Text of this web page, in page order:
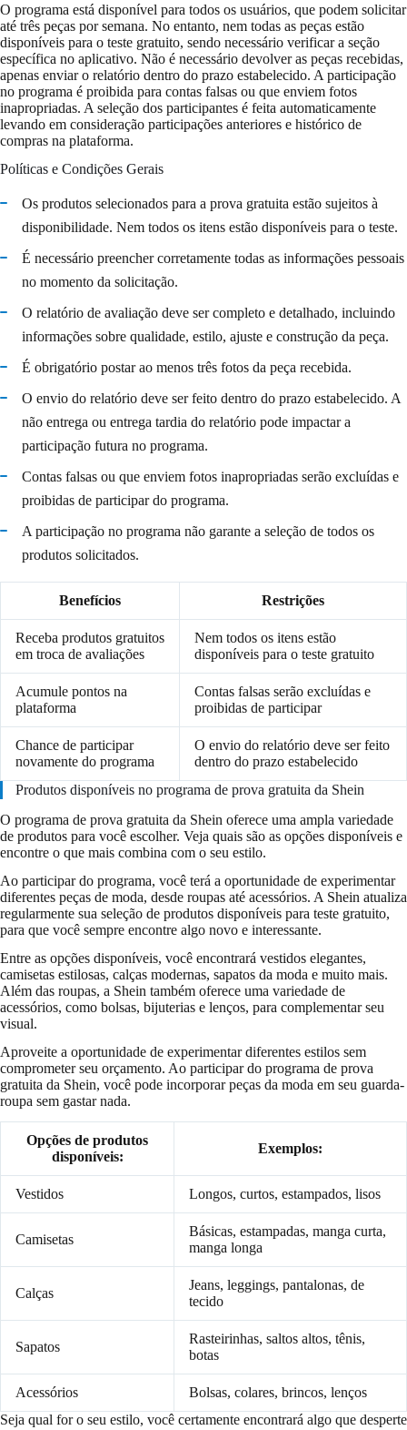
O programa está disponível para todos os usuários, que podem solicitar
até três peças por semana. No entanto, nem todas as peças estão
disponíveis para o teste gratuito, sendo necessário verificar a seção
específica no aplicativo. Não é necessário devolver as peças recebidas,
apenas enviar o relatório dentro do prazo estabelecido. A participação
no programa é proibida para contas falsas ou que enviem fotos
inapropriadas. A seleção dos participantes é feita automaticamente
levando em consideração participações anteriores e histórico de
compras na plataforma.
Políticas e Condições Gerais
Os produtos selecionados para a prova gratuita estão sujeitos à
disponibilidade. Nem todos os itens estão disponíveis para o teste.
É necessário preencher corretamente todas as informações pessoais
no momento da solicitação.
O relatório de avaliação deve ser completo e detalhado, incluindo
informações sobre qualidade, estilo, ajuste e construção da peça.
É obrigatório postar ao menos três fotos da peça recebida.
O envio do relatório deve ser feito dentro do prazo estabelecido. A
não entrega ou entrega tardia do relatório pode impactar a
participação futura no programa.
Contas falsas ou que enviem fotos inapropriadas serão excluídas e
proibidas de participar do programa.
A participação no programa não garante a seleção de todos os
produtos solicitados.
Benefícios Restrições
Receba produtos gratuitos
em troca de avaliações
Nem todos os itens estão
disponíveis para o teste gratuito
Acumule pontos na
plataforma
Contas falsas serão excluídas e
proibidas de participar
Chance de participar
novamente do programa
O envio do relatório deve ser feito
dentro do prazo estabelecido
Produtos disponíveis no programa de prova gratuita da Shein
O programa de prova gratuita da Shein oferece uma ampla variedade
de produtos para você escolher. Veja quais são as opções disponíveis e
encontre o que mais combina com o seu estilo.
Ao participar do programa, você terá a oportunidade de experimentar
diferentes peças de moda, desde roupas até acessórios. A Shein atualiza
regularmente sua seleção de produtos disponíveis para teste gratuito,
para que você sempre encontre algo novo e interessante.
Entre as opções disponíveis, você encontrará vestidos elegantes,
camisetas estilosas, calças modernas, sapatos da moda e muito mais.
Além das roupas, a Shein também oferece uma variedade de
acessórios, como bolsas, bijuterias e lenços, para complementar seu
visual.
Aproveite a oportunidade de experimentar diferentes estilos sem
comprometer seu orçamento. Ao participar do programa de prova
gratuita da Shein, você pode incorporar peças da moda em seu guarda-
roupa sem gastar nada.
Opções de produtos
disponíveis:
Exemplos:
Vestidos Longos, curtos, estampados, lisos
Camisetas
Básicas, estampadas, manga curta,
manga longa
Calças
Jeans, leggings, pantalonas, de
tecido
Sapatos
Rasteirinhas, saltos altos, tênis,
botas
Acessórios
Bolsas, colares, brincos, lenços
Seja qual for o seu estilo, você certamente encontrará algo que desperte